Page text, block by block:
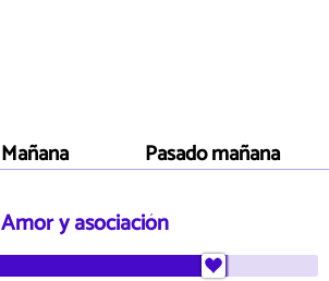
Mañana Pasado mañana
Amor y asociación